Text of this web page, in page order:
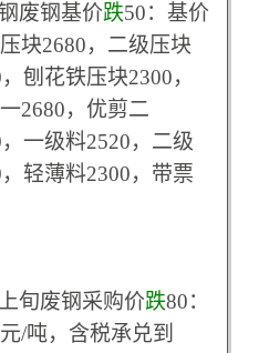
废钢基价跌50：基价
块2680，二级压块
刨花铁压块2300，
2680，优剪二
一级料2520，二级
轻薄料2300，带票
旬废钢采购价跌80：
/吨，含税承兑到